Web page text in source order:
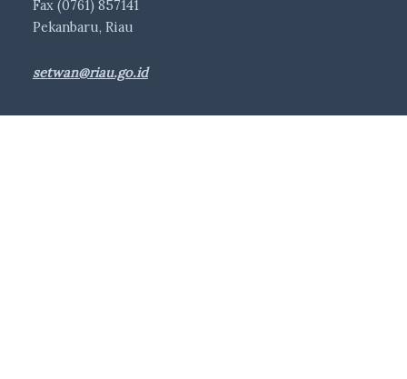
Fax (0761) 857141
Pekanbaru, Riau
setwan@riau.go.id